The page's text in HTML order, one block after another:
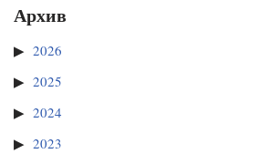
Архив
2026
2025
2024
2023